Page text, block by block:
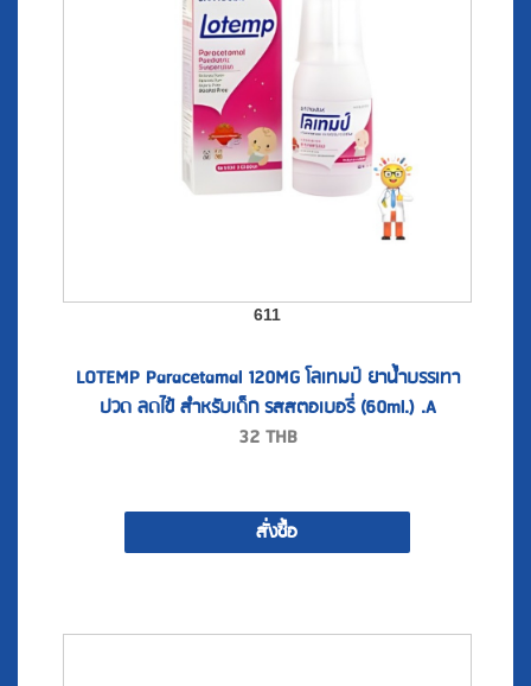
611
LOTEMP Paracetamal 120MG โลเทมป์ ยาน้ำบรรเทา
ปวด ลดไข้ สำหรับเด็ก รสสตอเบอรี่ (60ml.) .A
32THB
สั่งซื้อ